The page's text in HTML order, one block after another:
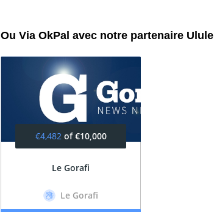
Ou Via OkPal avec notre partenaire Ulule